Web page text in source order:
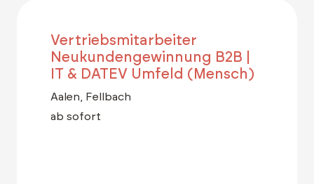
Vertriebsmitarbeiter
Neukundengewinnung B2B |
IT & DATEV Umfeld (Mensch)
Aalen, Fellbach
ab sofort